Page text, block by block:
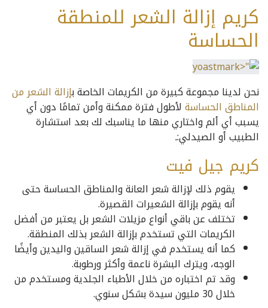
كريم إزالة الشعر للمنطقة
الحساسة
نحن لدينا مجموعة كبيرة من الكريمات الخاصة بإزالة الشعر من
المناطق الحساسةلأطول فترة ممكنة وأمن تمامًا دون أي
يسبب أي ألم واختاري منها ما يناسبك لك بعد استشارة
الطبيب أو الصيدلي:ـ
كريم جيل فيت
يقوم ذلك لإزالة شعر العانة والمناطق الحساسة حتى
أنه يقوم بإزالة الشعيرات القصيرة.
تختلف عن باقي أنواع مزيلات الشعر بل يعتبر من أفضل
الكريمات التي تستخدم بإزالة الشعر بذلك المنطقة.
كما أنه يستخدم في إزالة شعر الساقين واليدين وأيضًا
الوجه، ويترك البشرة ناعمة وأكثر ورطوبة.
وقد تم اختباره من خلال الأطباء الجلدية ومستخدم من
خلال 30 مليون سيدة بشكل سنوي.